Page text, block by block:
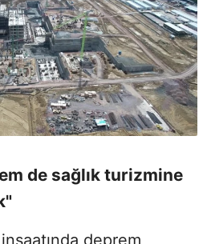
de sağlık turizmine
deprem